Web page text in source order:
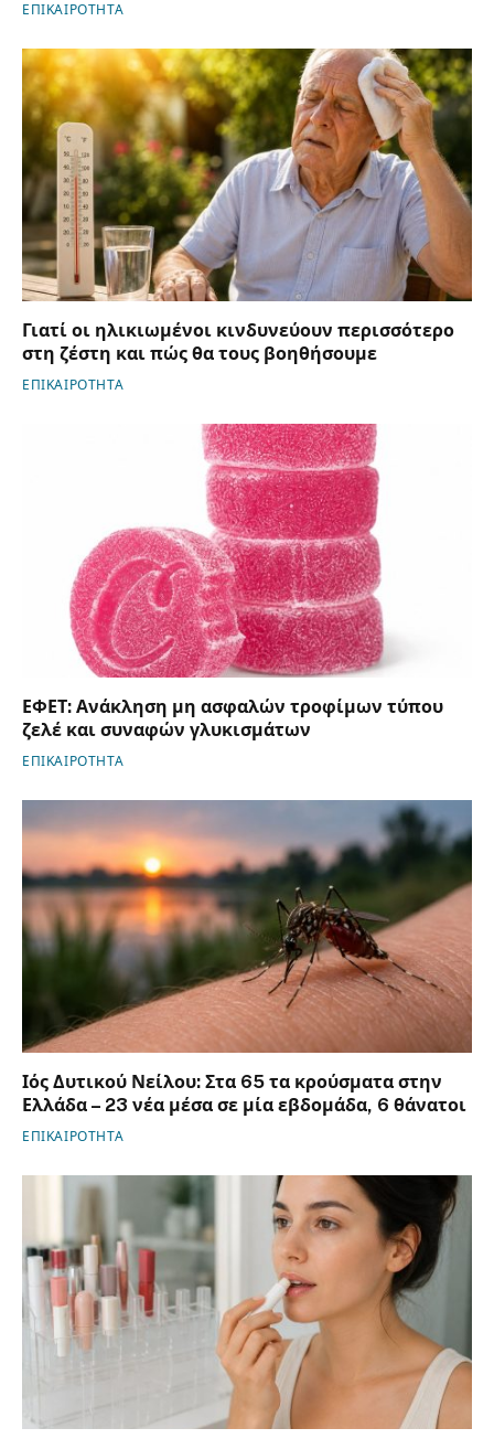
ΕΠΙΚΑΙΡΟΤΗΤΑ
Γιατί οι ηλικιωμένοι κινδυνεύουν περισσότερο
στη ζέστη και πώς θα τους βοηθήσουμε
ΕΠΙΚΑΙΡΟΤΗΤΑ
ΕΦΕΤ: Ανάκληση μη ασφαλών τροφίμων τύπου
ζελέ και συναφών γλυκισμάτων
ΕΠΙΚΑΙΡΟΤΗΤΑ
Ιός Δυτικού Νείλου: Στα 65 τα κρούσματα στην
Ελλάδα – 23 νέα μέσα σε μία εβδομάδα, 6 θάνατοι
ΕΠΙΚΑΙΡΟΤΗΤΑ